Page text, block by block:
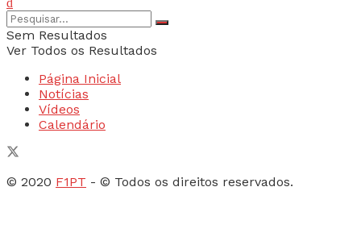
Sem Resultados
Ver Todos os Resultados
Página Inicial
Notícias
Vídeos
Calendário
© 2020 F1PT - © Todos os direitos reservados.